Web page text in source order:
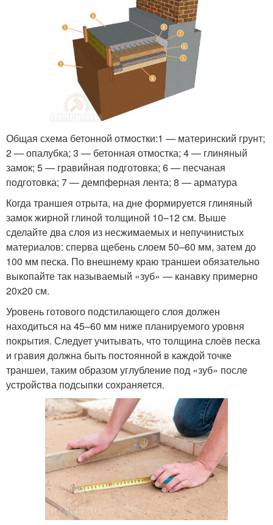
Общая схема бетонной отмостки:1 — материнский грунт;
2 — опалубка; 3 — бетонная отмостка; 4 — глиняный
замок; 5 — гравийная подготовка; 6 — песчаная
подготовка; 7 — демпферная лента; 8 — арматура
Когда траншея отрыта, на дне формируется глиняный
замок жирной глиной толщиной 10–12 см. Выше
сделайте два слоя из несжимаемых и непучинистых
материалов: сперва щебень слоем 50–60 мм, затем до
100 мм песка. По внешнему краю траншеи обязательно
выкопайте так называемый «зуб» — канавку примерно
20х20 см.
Уровень готового подстилающего слоя должен
находиться на 45–60 мм ниже планируемого уровня
покрытия. Следует учитывать, что толщина слоёв песка
и гравия должна быть постоянной в каждой точке
траншеи, таким образом углубление под «зуб» после
устройства подсыпки сохраняется.